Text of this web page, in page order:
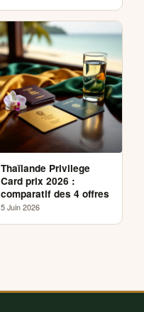
Thaïlande Privilege
Card prix 2026 :
comparatif des 4 offres
5 Juin 2026